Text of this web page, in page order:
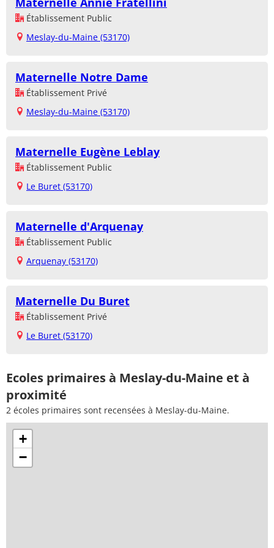
Établissement Public
Meslay-du-Maine (53170)
Maternelle Notre Dame
Établissement Privé
Meslay-du-Maine (53170)
Maternelle Eugène Leblay
Établissement Public
Le Buret (53170)
Maternelle d'Arquenay
Établissement Public
Arquenay (53170)
Maternelle Du Buret
Établissement Privé
Le Buret (53170)
Ecoles primaires à Meslay-du-Maine et à
proximité
2 écoles primaires sont recensées à Meslay-du-Maine.
+
−